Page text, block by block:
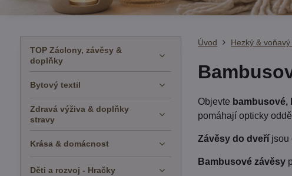
Úvod Hezký &
Objevte bambusové,
pomáhají opticky
Závěsy do dveří jsou
Bambusové závěsy
TOP Záclony, závěsy &
doplňky
Bytový textil
Zdravá výživa & doplňky
stravy
Krása & domácnost
Děti a rozvoj - Hračky